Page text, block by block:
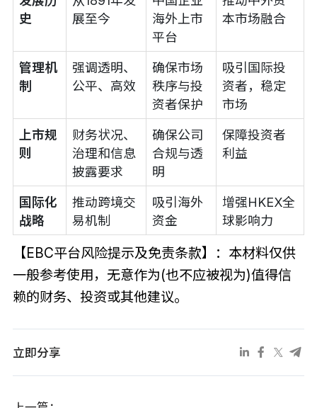
史
展至今
海外上市
平台
本市场融合
管理机
制
强调透明、
公平、高效
确保市场
秩序与投
资者保护
吸引国际投
资者，稳定
市场
上市规
则
财务状况、
治理和信息
披露要求
确保公司
合规与透
明
保障投资者
利益
国际化
战略
推动跨境交
易机制
吸引海外
资金
增强HKEX全
球影响力
【EBC平台风险提示及免责条款】：本材料仅供
一般参考使用，无意作为(也不应被视为)值得信
赖的财务、投资或其他建议。
立即分享